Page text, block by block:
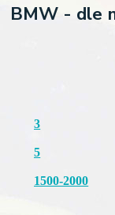
BMW - dle
3
5
1500-2000